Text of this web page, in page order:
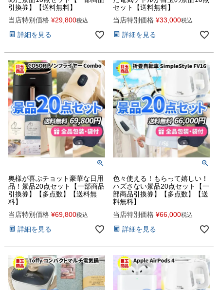
引換券】【送料無料】
当店特別価格 ¥29,800税込
詳細を見る
セット【送料無料】
当店特別価格 ¥33,000税込
詳細を見る
奥様が喜ぶチョット豪華な日用
品！景品20点セット【一部商品
引換券】【多点数】【送料無
料】
当店特別価格 ¥69,800税込
詳細を見る
色々使える！もらって嬉しい！
ハズさない景品20点セット【一
部商品引換券】【多点数】【送
料無料】
当店特別価格 ¥66,000税込
詳細を見る